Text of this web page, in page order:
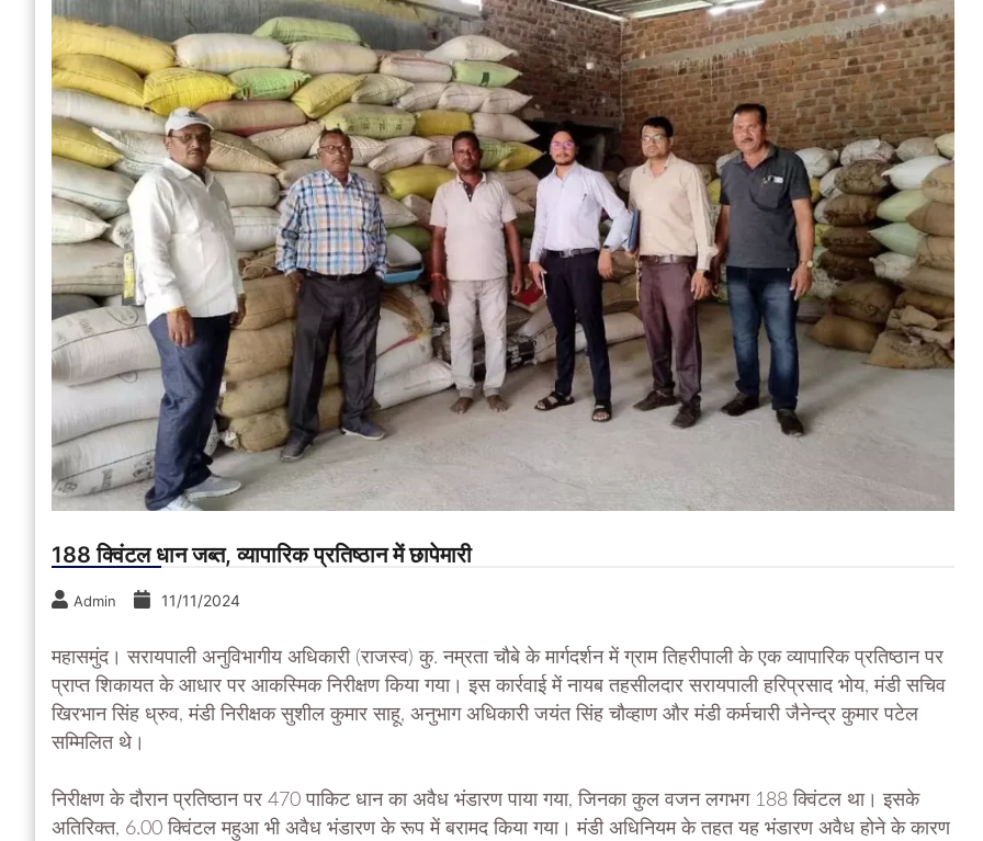
188 क्विंटल धान जब्त, व्यापारिक प्रतिष्ठान में छापेमारी
Admin 11/11/2024
महासमुंद। सरायपाली अनुविभागीय अधिकारी (राजस्व) कु. नम्रता चौबे के मार्गदर्शन में ग्राम तिहरीपाली के एक व्यापारिक प्रतिष्ठान पर
प्राप्त शिकायत के आधार पर आकस्मिक निरीक्षण किया गया। इस कार्रवाई में नायब तहसीलदार सरायपाली हरिप्रसाद भोय, मंडी सचिव
खिरभान सिंह ध्रुव, मंडी निरीक्षक सुशील कुमार साहू, अनुभाग अधिकारी जयंत सिंह चौव्हाण और मंडी कर्मचारी जैनेन्द्र कुमार पटेल
सम्मिलित थे।
निरीक्षण के दौरान प्रतिष्ठान पर 470 पाकिट धान का अवैध भंडारण पाया गया, जिनका कुल वजन लगभग 188 क्विंटल था। इसके
अतिरिक्त, 6.00 क्विंटल महुआ भी अवैध भंडारण के रूप में बरामद किया गया। मंडी अधिनियम के तहत यह भंडारण अवैध होने के कारण